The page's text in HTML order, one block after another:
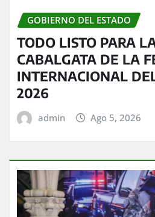
GOBIERNO DEL ESTADO
TODO LISTO PARA
CABALGATA DE LA
INTERNACIONAL
2026
admin Ago 5, 2026